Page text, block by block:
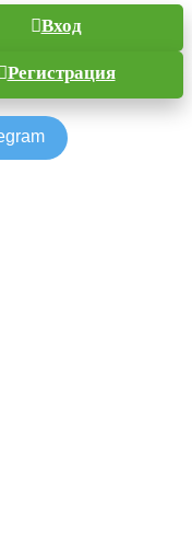
Вход
Регистрация